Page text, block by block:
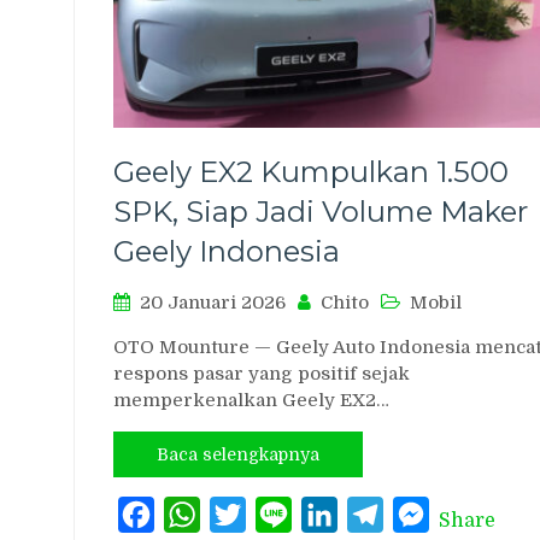
Geely EX2 Kumpulkan 1.500
SPK, Siap Jadi Volume Maker
Geely Indonesia
20 Januari 2026 Chito Mobil
OTO Mounture — Geely Auto Indonesia
respons pasar yang positif sejak
memperkenalkan Geely EX2…
Baca selengkapnya
FacebookWhatsAppTwitterLine LinkedInTelegramMessenger
Share